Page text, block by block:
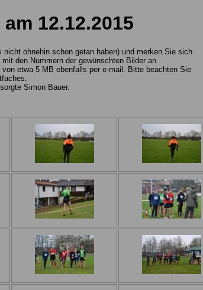
12.12.2015
ohnehin schon getan haben) und merken Sie sich
den Nummern der gewünschten Bilder an
etwa 5 MB ebenfalls per e-mail. Bitte beachten Sie
Simon Bauer.